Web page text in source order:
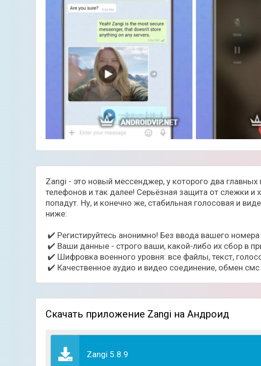
Zangi - это новый мессенджер, у которого два
телефонов и так далее! Серьёзная защита от слежки
попадут. Ну, и конечно же, стабильная голосовая и
ниже:
Регистируйтесь анонимно! Без ввода вашего
Ваши данные - строго ваши, какой-либо их сбор в
Шифровка военного уровня: все файлы, текст,
Качественное аудио и видео соединение, обмен
Скачать приложение Zangi на Андроид
Zangi 5.8.9